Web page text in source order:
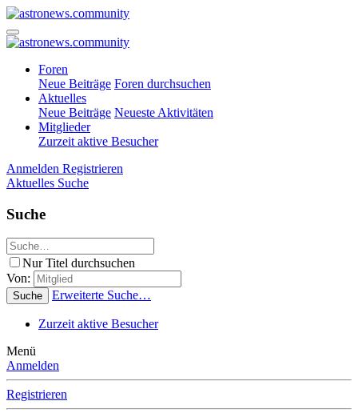
Foren
Neue Beiträge Foren durchsuchen
Aktuelles
Neue Beiträge Neueste Aktivitäten
Mitglieder
Zurzeit aktive Besucher
Anmelden Registrieren
Aktuelles Suche
Suche
Nur Titel durchsuchen
Von:
Suche Erweiterte Suche…
Zurzeit aktive Besucher
Menü
Anmelden
Registrieren